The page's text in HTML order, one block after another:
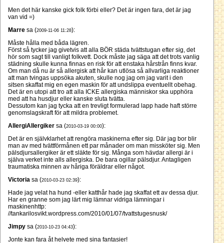
Men det här kanske gick folk förbi eller? Det är ingen fara, det är jag
van vid =)
Marre sa (2009-11-06 11:28):
Måste hålla med båda lägren.
Först så tycker jag givetvis att alla BÖR städa tvättstugan efter sig, det
hör som sagt till vanligt folkvett. Dock måste jag säga att det trots vanlig
städning skulle kunna finnas en risk för att enstaka hårstrån finns kvar.
Om man då nu är så allergisk att hår kan utlösa så allvarliga reaktioner
att man tvingas uppsöka akuten, skulle nog jag om jag varit i den
sitsen skaffat mig en egen maskin för att undslippa eventuellt obehag.
Det är en utopi att tro att alla ICKE allergiska människor ska upphöra
med att ha husdjur eller kanske sluta tvätta.
Dessutom kan jag tycka att en trevligt formulerad lapp hade haft större
genomslagskraft för att mildra problemet.
AllergiAllergiker sa (2010-03-19 00:00):
Det är en självklarhet att rengöra maskinerna efter sig. Där jag bor blir
man av med tvättförmånen ett par månader om man missköter sig. Men
pälsdjursallergiker är ett släkte för sig. Många som hävdar allergi är i
själva verket inte alls allergiska. De bara ogillar pälsdjur. Antagligen
traumatiska minnen av håriga föräldrar eller något.
Victoria sa (2010-03-23 02:39):
Hade jag velat ha hund -eller katthår hade jag skaffat ett av dessa djur.
Har en granne som jag lärt mig lämnar vidriga lämningar i
maskinenhttp:
//tankarilosvikt.wordpress.com/2010/01/07/tvattstugesnusk/
Jimpy sa (2010-10-23 04:43):
Jonte kan fara åt helvete med sina fantasier!